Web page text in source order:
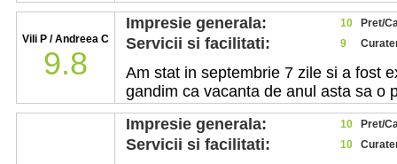
Vili P / Andreea C
9.8
Impresie generala: 10 Pret/
Servicii si facilitati: 9
Am stat in septembrie 7 zile si a fost
gandim ca vacanta de anul asta sa o
Impresie generala: 10 Pret/
Servicii si facilitati: 10